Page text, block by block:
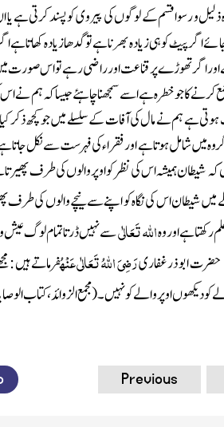
و رسوا قسم کے لوگوں کی پیروی کو پسند کرتی ہے یا
اگر پیٹ کو ہی زیادہ بھرنا ہے تو گدھا زیادہ کھاتا ہے
اگر تھوڑے پر قناعت اور راضی رہے تو اس صورت
کرنے کا جو خطرہ ہے اسے سمجھنا چاہئے جیسا کہ ہم
ہے ہم نے مال کی آفات کے سلسلے میں جو کچھ ذکر
میں شامل ہوتا ہے اور فقراء کی فہرست سے نکل
کہ شیطان ہمیشہ اس کی نظر کو اوپر والوں کی طرف
شیطان اس کی نگاہ کو اپنے سے نیچے والوں کی طرف
رکھتا ہے اور وہاللہتَعَالٰیسے نہیں ڈرتا تمام لوگ عیش
حضرت ابو ذر غفاریرَضِیَ اللہُ تَعَالٰی عَنْہُفرماتے ہیں :
دیکھوں اوپر والے کو نہیں ۔(مجمع الزوائد، کتاب
Previous